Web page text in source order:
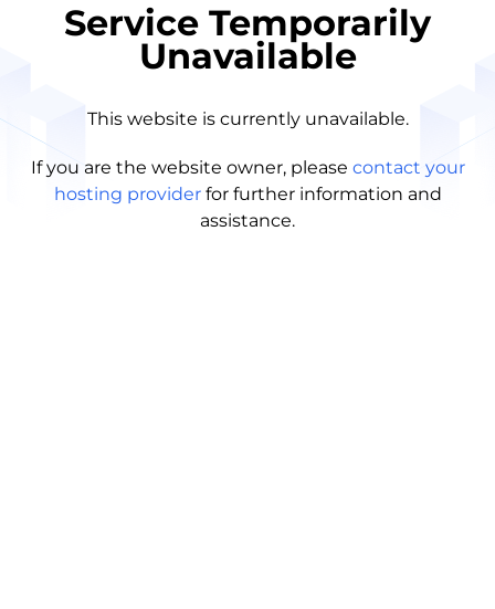
Service Temporarily
Unavailable
This website is currently unavailable.
If you are the website owner, please contact your
hosting provider for further information and
assistance.